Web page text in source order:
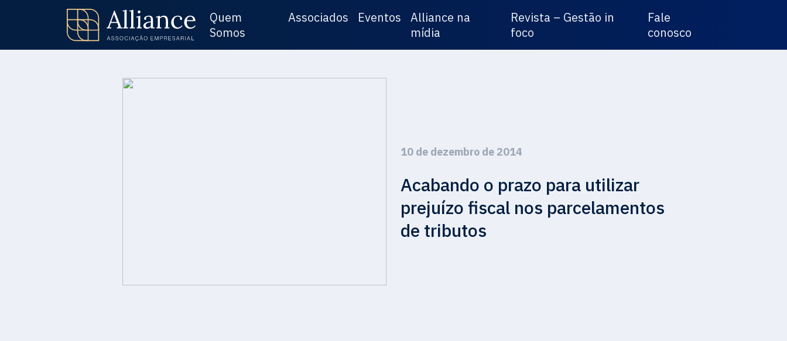
Quem
Somos
Associados Eventos
Alliance na
mídia
Revista – Gestão in
foco
Fale
conosco
10 de dezembro de 2014
Acabando o prazo para utilizar
prejuízo fiscal nos parcelamentos
de tributos